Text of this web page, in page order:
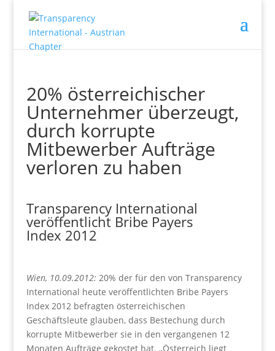
20% österreichischer
Unternehmer überzeugt,
durch korrupte
Mitbewerber Aufträge
verloren zu haben
Transparency International
veröffentlicht Bribe Payers
Index 2012
Wien, 10.09.2012: 20% der für den von Transparency
International heute veröffentlichten Bribe Payers
Index 2012 befragten österreichischen
Geschäftsleute glauben, dass Bestechung durch
korrupte Mitbewerber sie in den vergangenen 12
Monaten Aufträge gekostet hat. „Österreich liegt